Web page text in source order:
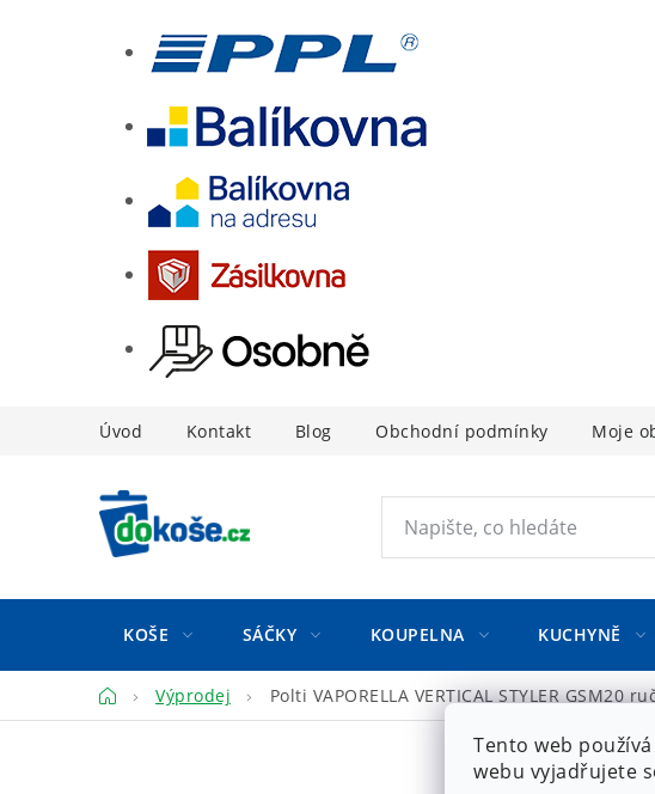
Tento web
webu vyjadřujete
Úvod Kontakt Blog Obchodní podmínky Moje
KOŠE SÁČKY KOUPELNA KUCHYNĚ
DomůVýprodej Polti VAPORELLA VERTICAL STYLER GSM20